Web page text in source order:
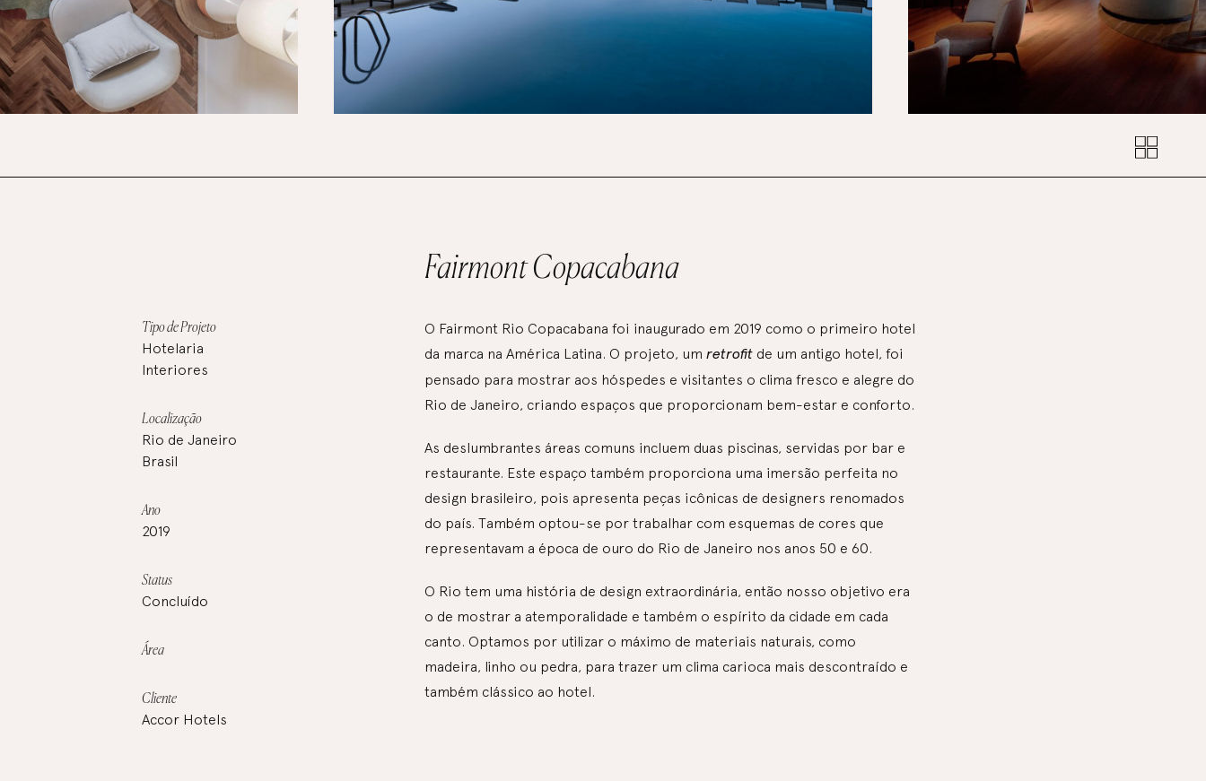
Fairmont Copacabana
Tipo de Projeto
Hotelaria
Interiores
Localização
Rio de Janeiro
Brasil
Ano
2019
Status
Concluído
Área
Cliente
Accor Hotels
O Fairmont Rio Copacabana foi inaugurado em 2019 como o primeiro hotel
da marca na América Latina. O projeto, um retrofitde um antigo hotel, foi
pensado para mostrar aos hóspedes e visitantes o clima fresco e alegre do
Rio de Janeiro, criando espaços que proporcionam bem-estar e conforto.
As deslumbrantes áreas comuns incluem duas piscinas, servidas por bar e
restaurante. Este espaço também proporciona uma imersão perfeita no
design brasileiro, pois apresenta peças icônicas de designers renomados
do país. Também optou-se por trabalhar com esquemas de cores que
representavam a época de ouro do Rio de Janeiro nos anos 50 e 60.
O Rio tem uma história de design extraordinária, então nosso objetivo era
o de mostrar a atemporalidade e também o espírito da cidade em cada
canto. Optamos por utilizar o máximo de materiais naturais, como
madeira, linho ou pedra, para trazer um clima carioca mais descontraído e
também clássico ao hotel.